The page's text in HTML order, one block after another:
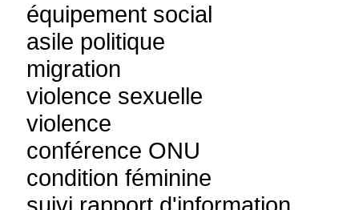
équipement social
asile politique
migration
violence sexuelle
violence
conférence ONU
condition féminine